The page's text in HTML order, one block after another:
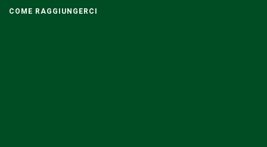
COME RAGGIUNGERCI